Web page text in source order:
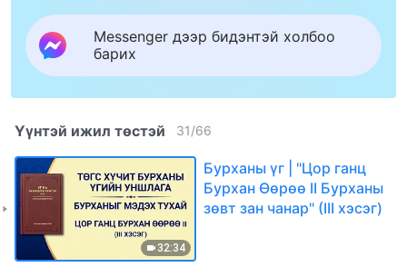
Messenger дээр бидэнтэй холбоо
барих
Үүнтэй ижил төстэй 31/66
32:34
Бурханы үг | "Цор ганц
Бурхан Өөрөө II Бурханы
зөвт зан чанар" (III хэсэг)